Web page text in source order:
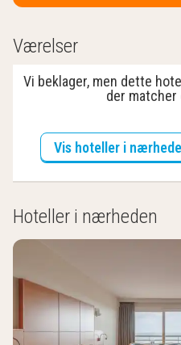
Værelser
Vi beklager, men dette
der
Vis hoteller i
Hoteller i nærheden